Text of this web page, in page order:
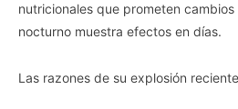
nutricionales que prometen
nocturno muestra efectos en días.
Las razones de su explosión